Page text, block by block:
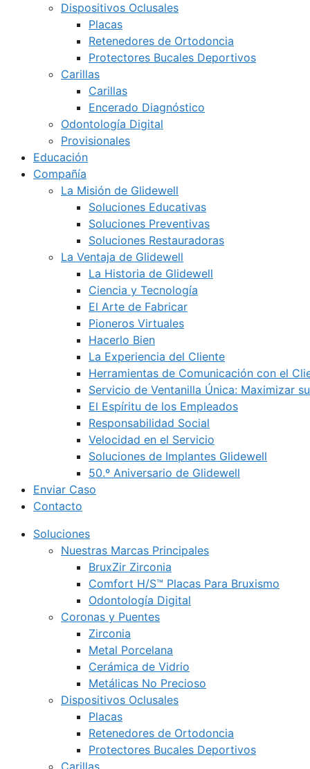
Dispositivos Oclusales
Placas
Retenedores de Ortodoncia
Protectores Bucales Deportivos
Carillas
Carillas
Encerado Diagnóstico
Odontología Digital
Provisionales
Educación
Compañía
La Misión de Glidewell
Soluciones Educativas
Soluciones Preventivas
Soluciones Restauradoras
La Ventaja de Glidewell
La Historia de Glidewell
Ciencia y Tecnología
El Arte de Fabricar
Pioneros Virtuales
Hacerlo Bien
La Experiencia del Cliente
Herramientas de Comunicación con el
Servicio de Ventanilla Única: Maximizar
El Espíritu de los Empleados
Responsabilidad Social
Velocidad en el Servicio
Soluciones de Implantes Glidewell
50.º Aniversario de Glidewell
Enviar Caso
Contacto
Soluciones
Nuestras Marcas Principales
BruxZir Zirconia
Comfort H/S™ Placas Para Bruxismo
Odontología Digital
Coronas y Puentes
Zirconia
Metal Porcelana
Cerámica de Vidrio
Metálicas No Precioso
Dispositivos Oclusales
Placas
Retenedores de Ortodoncia
Protectores Bucales Deportivos
Carillas